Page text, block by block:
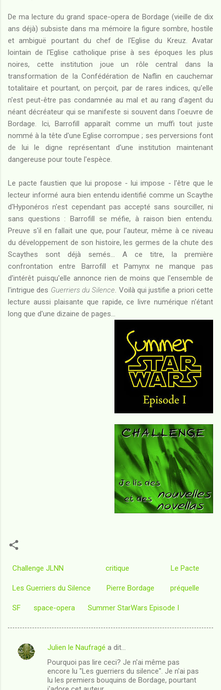
De ma lecture du grand space-opera de Bordage (vieille de dix
ans déjà) subsiste dans ma mémoire la figure sombre, hostile
et ambiguë pourtant du chef de l'Eglise du Kreuz. Avatar
lointain de l'Eglise catholique prise à ses époques les plus
noires, cette institution joue un rôle central dans la
transformation de la Confédération de Naflin en cauchemar
totalitaire et pourtant, on perçoit, par de rares indices, qu'elle
n'est peut-être pas condamnée au mal et au rang d'agent du
néant décréateur qui se manifeste si souvent dans l'oeuvre de
Bordage. Ici, Barrofill apparaît comme un muffi tout juste
nommé à la tête d'une Eglise corrompue ; ses perversions font
de lui le digne représentant d'une institution maintenant
dangereuse pour toute l'espèce.
Le pacte faustien que lui propose - lui impose - l'être que le
lecteur informé aura bien entendu identifié comme un Scaythe
d'Hyponéros n'est cependant pas accepté sans sourciller, ni
sans questions : Barrofill se méfie, à raison bien entendu.
Preuve s'il en fallait une que, pour l'auteur, même à ce niveau
du développement de son histoire, les germes de la chute des
Scaythes sont déjà semés... A ce titre, la première
confrontation entre Barrofill et Pamynx ne manque pas
d'intérêt puisqu'elle annonce rien de moins que l'ensemble de
l'intrigue des Guerriers du Silence. Voilà qui justifie a priori cette
lecture aussi plaisante que rapide, ce livre numérique n'étant
long que d'une dizaine de pages...
Challenge JLNN critique Le Pacte
Les Guerriers du Silence Pierre Bordage préquelle
SF space-opera Summer StarWars Episode I
C
Julien le Naufragé a dit…
Pourquoi pas lire ceci? Je n'ai même pas
encore lu "Les guerriers du silence". Je n'ai pas
lu les premiers bouquins de Bordage, pourtant